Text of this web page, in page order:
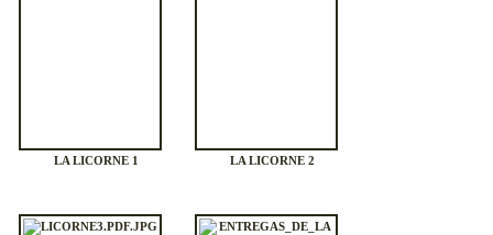
LA LICORNE 1 LA LICORNE 2